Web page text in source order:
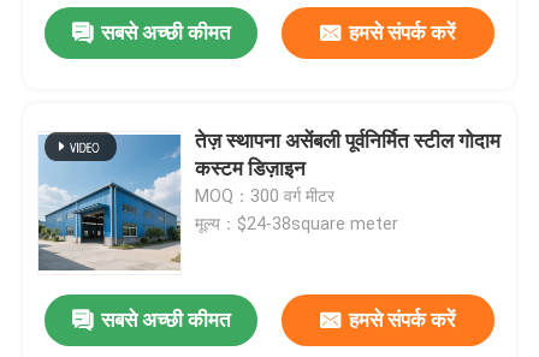
सबसे अच्छी कीमत हमसे संपर्क करें
तेज़ स्थापना असेंबली पूर्वनिर्मित स्टील गोदाम
कस्टम डिज़ाइन
MOQ：300 वर्ग मीटर
मूल्य：$24-38square meter
सबसे अच्छी कीमत हमसे संपर्क करें